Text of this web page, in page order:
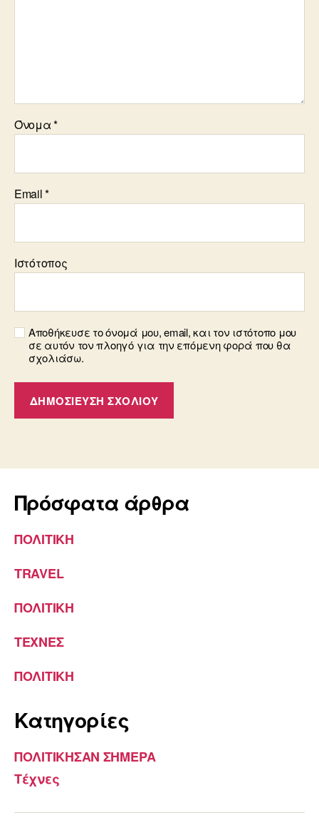
Όνομα*
Email*
Ιστότοπος
Αποθήκευσε το όνομά μου, email, και τον ιστότοπο μου
σε αυτόν τον πλοηγό για την επόμενη φορά που θα
σχολιάσω.
Πρόσφατα άρθρα
ΠΟΛΙΤΙΚΗ
TRAVEL
ΠΟΛΙΤΙΚΗ
ΤΕΧΝΕΣ
ΠΟΛΙΤΙΚΗ
Kατηγορίες
ΠΟΛΙΤΙΚΗΣΑΝ ΣΗΜΕΡΑ
Τέχνες